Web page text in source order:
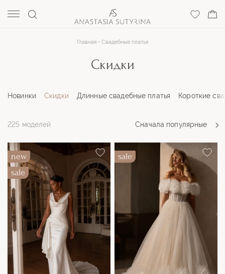
Главная Свадебные платья
Скидки
225 моделей Сначала популярные
Новинки Скидки Длинные свадебные платья Короткие
new
sale
sale